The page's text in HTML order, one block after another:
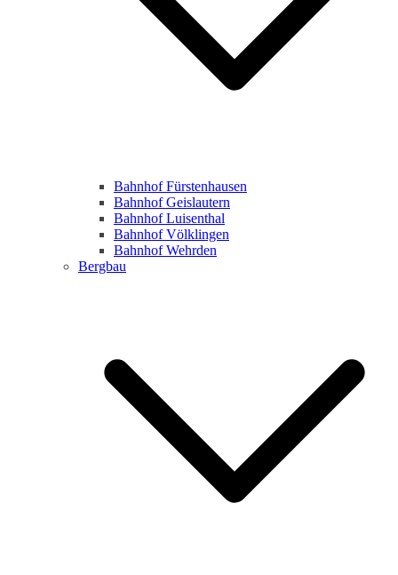
Bahnhof Fürstenhausen
Bahnhof Geislautern
Bahnhof Luisenthal
Bahnhof Völklingen
Bahnhof Wehrden
Bergbau